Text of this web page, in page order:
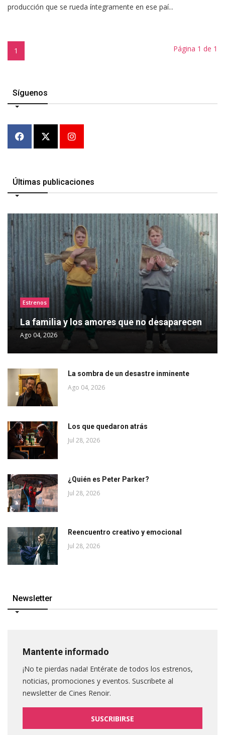
producción que se rueda íntegramente en ese paí...
1 Página 1 de 1
Síguenos
Últimas publicaciones
Estrenos
La familia y los amores que no desaparecen
Ago 04, 2026
La sombra de un desastre inminente
Ago 04, 2026
Los que quedaron atrás
Jul 28, 2026
¿Quién es Peter Parker?
Jul 28, 2026
Reencuentro creativo y emocional
Jul 28, 2026
Newsletter
Mantente informado
¡No te pierdas nada! Entérate de todos los estrenos,
noticias, promociones y eventos. Suscribete al
newsletter de Cines Renoir.
SUSCRIBIRSE